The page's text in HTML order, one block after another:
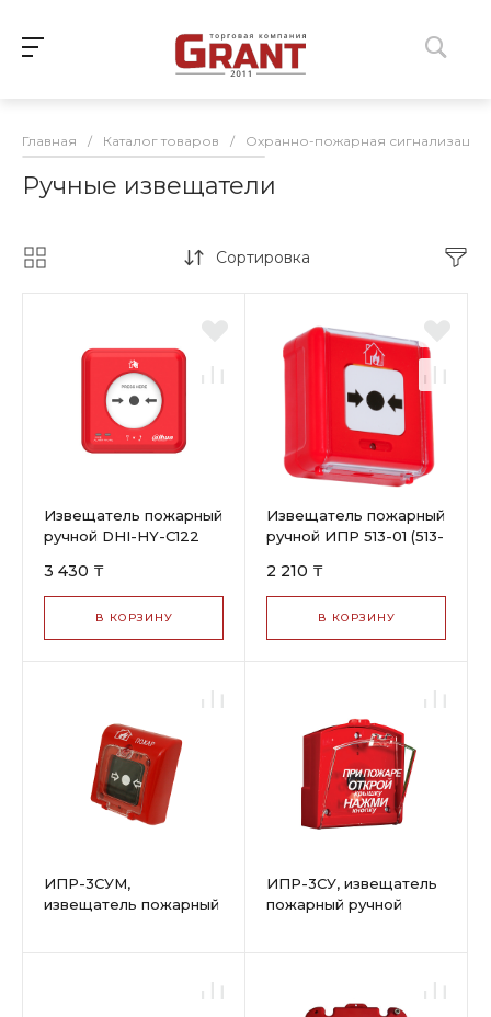
Главная / Каталог товаров / Охранно-пожарная сигнализация
Ручные извещатели
Сортировка
Извещатель пожарный
ручной DHI-HY-C122
3 430 ₸
В КОРЗИНУ
Извещатель пожарный
ручной ИПР 513-01 (513-
2 210 ₸
В КОРЗИНУ
ИПР-3СУМ,
извещатель пожарный
ИПР-3СУ, извещатель
пожарный ручной